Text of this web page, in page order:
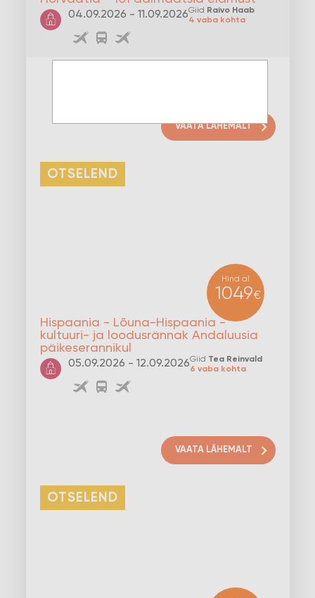
04.09.2026 - 11.09.2026Giid Raivo Haab
4 vaba kohta
VAATA LÄHEMALT
OTSELEND
Hind al
1049€
Hispaania - Lõuna-Hispaania -
kultuuri- ja loodusrännak Andaluusia
päikeserannikul
05.09.2026 - 12.09.2026Giid Tea Reinvald
6 vaba kohta
VAATA LÄHEMALT
OTSELEND